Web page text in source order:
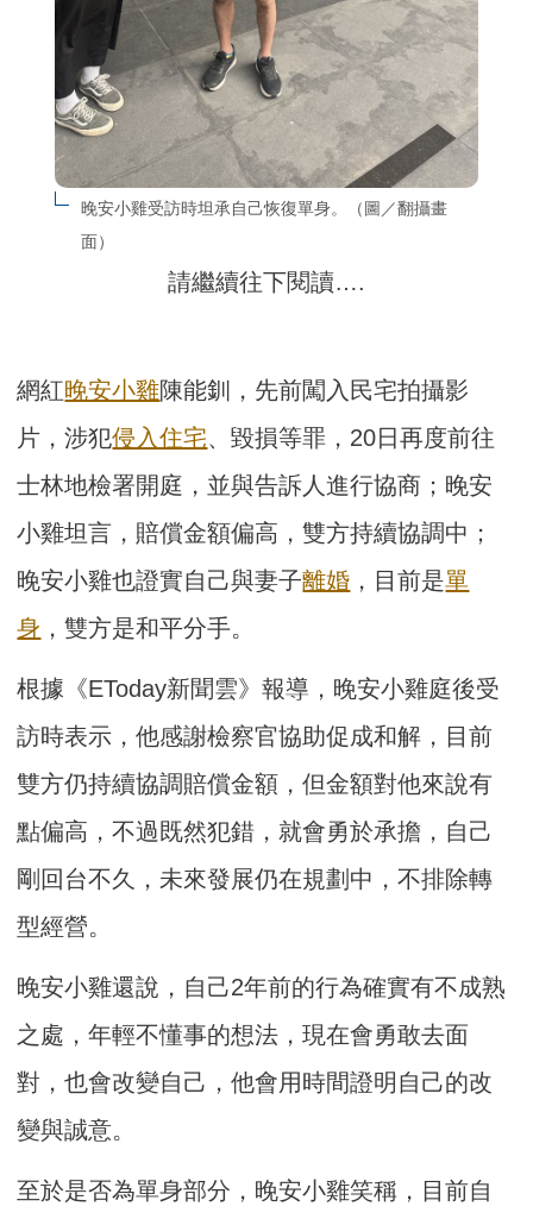
晚安小雞受訪時坦承自己恢復單身。（圖／翻攝畫
面）
請繼續往下閱讀….
網紅晚安小雞陳能釧，先前闖入民宅拍攝影
片，涉犯侵入住宅、毀損等罪，20日再度前往
士林地檢署開庭，並與告訴人進行協商；晚安
小雞坦言，賠償金額偏高，雙方持續協調中；
晚安小雞也證實自己與妻子離婚 ，目前是單
身 ，雙方是和平分手。
根據《EToday新聞雲》報導，晚安小雞庭後受
訪時表示，他感謝檢察官協助促成和解，目前
雙方仍持續協調賠償金額，但金額對他來說有
點偏高，不過既然犯錯，就會勇於承擔，自己
剛回台不久，未來發展仍在規劃中，不排除轉
型經營。
晚安小雞還說，自己2年前的行為確實有不成熟
之處，年輕不懂事的想法，現在會勇敢去面
對，也會改變自己，他會用時間證明自己的改
變與誠意。
至於是否為單身部分，晚安小雞笑稱，目前自